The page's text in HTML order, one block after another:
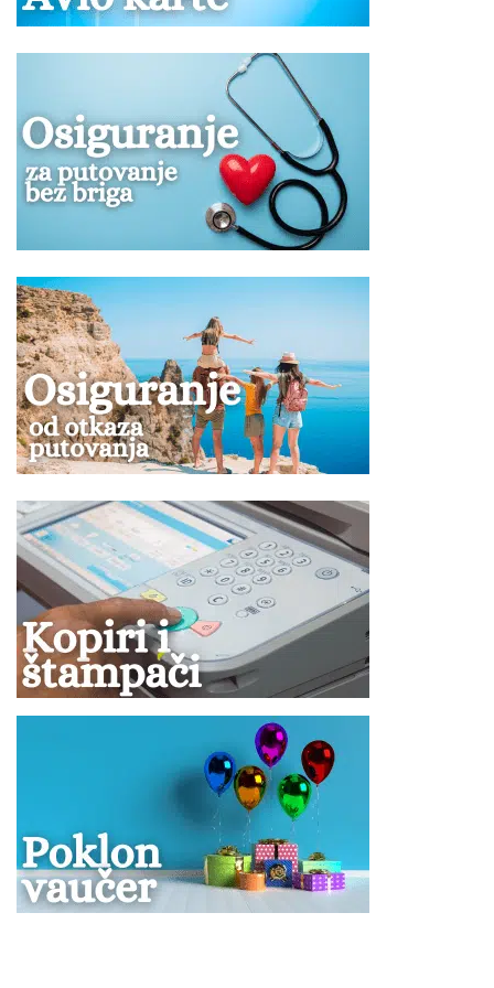
odgovara pogledajte ponudu ostalih smeštaja u letovalištu
Posidi
NAPOMENA za autobuski prevoz:
U slučaju da dva ili više putnika koji putuju zajedno
polaze iz različitih mesta, agencija ne može garantovati
da će prevoz biti obavljen istim prevoznim sredstvom i
da će sedeti zajedno.
Promene mesta ulaska putnika moguće su najkasnije 7
dana pre datuma polaska i ne mogu biti razlog
odustanka putnika od aranžmana.
Tokom vožnje autobusom pušenje, konzumiranje
alkohola i opojnih sredstava je najstrože zabranjeno.
Zadržavanje na free shop-u nije obavezujuće.
U slučaju nedovoljnog broja putnika na prevozu,
postoji mogućnost transfera drugim prevoznim
sredstvom sa dela puta do (ili sa) destinacije.
roditeljem, moraju imati saglasnost roditelja koji ne
putuje, overenu kod nadležnog organa.
NAPOMENA ZA PRTLJAG:
Cena prevoza obuhvata i prevoz do dva komada ličnog
prtljaga: jedan komad prtljaga koji se pakuje u boks
autobusa, uobičajene veličine, a ukupne težine do 20
u prtljažni deo iznad sedišta ili ispod sedišta u
putničkom delu autobusa.
Mini frižider je brojčano sastavni deo ličnog prtljaga.
Nećemo biti u obavezi da prevezemo prtljag koji prelazi
dozvoljeno.
U slučaju većeg broja prtljaga, prevoznik ili Organizator
putovanja (u interesu komfora ostalih putnika) nije u
obavezi da primi višak prtljaga.